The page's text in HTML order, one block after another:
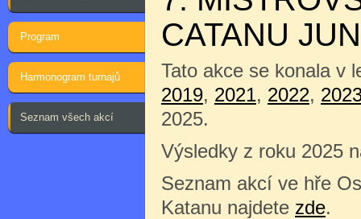
Program
Harmonogram turnajů
Seznam všech akcí
CATANU
Tato akce se konala v
2019, 2021, 2022,
2025.
Výsledky z roku 2025
Seznam akcí ve hře
Katanu najdete zde.